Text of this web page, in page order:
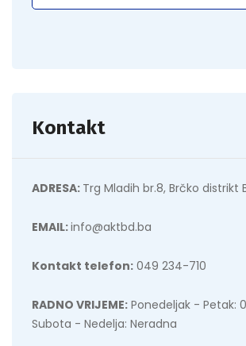
Kontakt
ADRESA: Trg Mladih br.8, Brčko distrikt
EMAIL:info@aktbd.ba
Kontakt telefon: 049 234-710
RADNO VRIJEME: Ponedeljak - Petak:
Subota - Nedelja: Neradna